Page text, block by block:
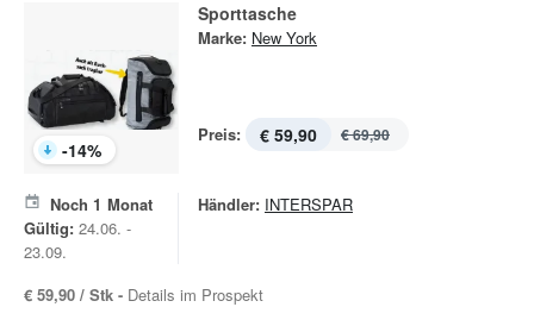
-14%
Sporttasche
Marke: New York
Preis: € 59,90 € 69,90
Noch 1 Monat
Gültig: 24.06. -
23.09.
Händler: INTERSPAR
€ 59,90 / Stk - Details im Prospekt